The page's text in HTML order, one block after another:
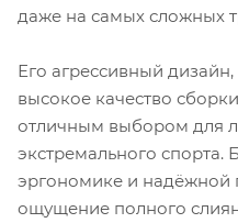
даже на самых сложных
Его агрессивный
высокое качество
отличным выбором для
экстремального
эргономике и надёжной
ощущение полного